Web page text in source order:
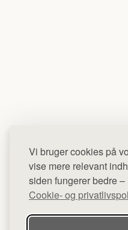
Vi bruger cookies på
vise mere relevant
siden fungerer bedre
Cookie- og